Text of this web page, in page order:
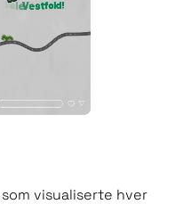
visualiserte hver